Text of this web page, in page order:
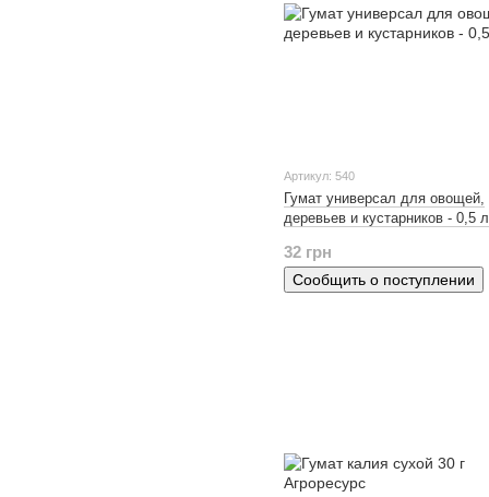
Артикул: 540
Гумат универсал для овощей,
деревьев и кустарников - 0,5 л
32 грн
Сообщить о поступлении